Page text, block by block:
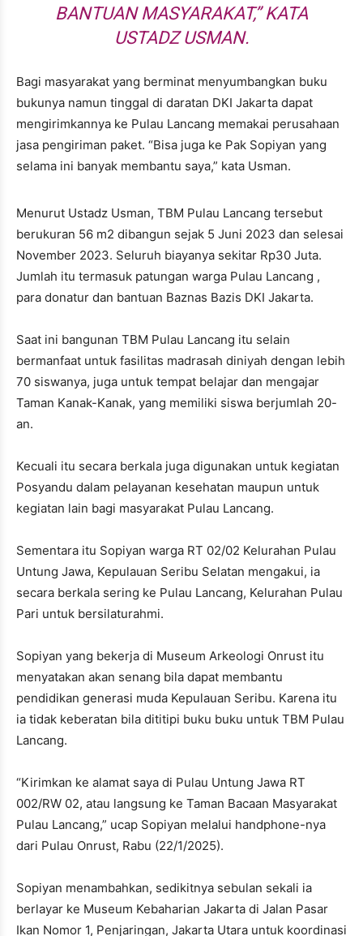
BANTUAN MASYARAKAT,” KATA
USTADZ USMAN.
Bagi masyarakat yang berminat menyumbangkan buku
bukunya namun tinggal di daratan DKI Jakarta dapat
mengirimkannya ke Pulau Lancang memakai perusahaan
jasa pengiriman paket. “Bisa juga ke Pak Sopiyan yang
selama ini banyak membantu saya,” kata Usman.
Menurut Ustadz Usman, TBM Pulau Lancang tersebut
berukuran 56 m2 dibangun sejak 5 Juni 2023 dan selesai
November 2023. Seluruh biayanya sekitar Rp30 Juta.
Jumlah itu termasuk patungan warga Pulau Lancang ,
para donatur dan bantuan Baznas Bazis DKI Jakarta.
Saat ini bangunan TBM Pulau Lancang itu selain
bermanfaat untuk fasilitas madrasah diniyah dengan lebih
70 siswanya, juga untuk tempat belajar dan mengajar
Taman Kanak-Kanak, yang memiliki siswa berjumlah 20-
an.
Kecuali itu secara berkala juga digunakan untuk kegiatan
Posyandu dalam pelayanan kesehatan maupun untuk
kegiatan lain bagi masyarakat Pulau Lancang.
Sementara itu Sopiyan warga RT 02/02 Kelurahan Pulau
Untung Jawa, Kepulauan Seribu Selatan mengakui, ia
secara berkala sering ke Pulau Lancang, Kelurahan Pulau
Pari untuk bersilaturahmi.
Sopiyan yang bekerja di Museum Arkeologi Onrust itu
menyatakan akan senang bila dapat membantu
pendidikan generasi muda Kepulauan Seribu. Karena itu
ia tidak keberatan bila dititipi buku buku untuk TBM Pulau
Lancang.
“Kirimkan ke alamat saya di Pulau Untung Jawa RT
002/RW 02, atau langsung ke Taman Bacaan Masyarakat
Pulau Lancang,” ucap Sopiyan melalui handphone-nya
dari Pulau Onrust, Rabu (22/1/2025).
Sopiyan menambahkan, sedikitnya sebulan sekali ia
berlayar ke Museum Kebaharian Jakarta di Jalan Pasar
Ikan Nomor 1, Penjaringan, Jakarta Utara untuk koordinasi